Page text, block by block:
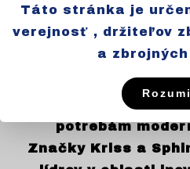
že ich produkty sú
odolné a
Kriss a Sphinx
výskumu a vývoja,
svoje produkty a
potrebám
Značky Kriss a
Táto stránka je
verejnosť , držiteľov
a